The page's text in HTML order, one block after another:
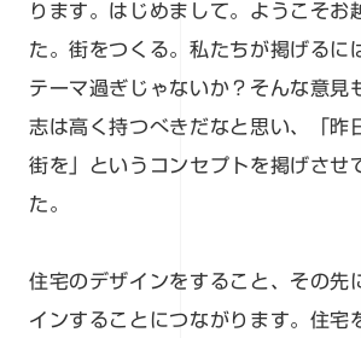
ります。はじめまして。ようこそお
た。街をつくる。私たちが掲げるに
テーマ過ぎじゃないか？そんな意見
志は高く持つべきだなと思い、「昨
街を」というコンセプトを掲げさせ
た。
住宅のデザインをすること、その先
インすることにつながります。住宅